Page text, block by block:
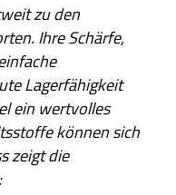
zu den
Ihre Schärfe,
Lagerfähigkeit
ein wertvolles
können sich
zeigt die